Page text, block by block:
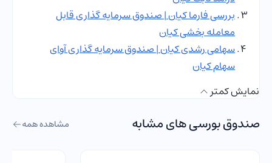
بررسی فارما کیان | صندوق سرمایه گذاری قابل
معامله بخشی کیان
سهامی رشدی کیان | صندوق سرمایه گذاری آوای
سهام کیان
نمایش کمتر
صندوق بورسی های مشابه مشاهده همه